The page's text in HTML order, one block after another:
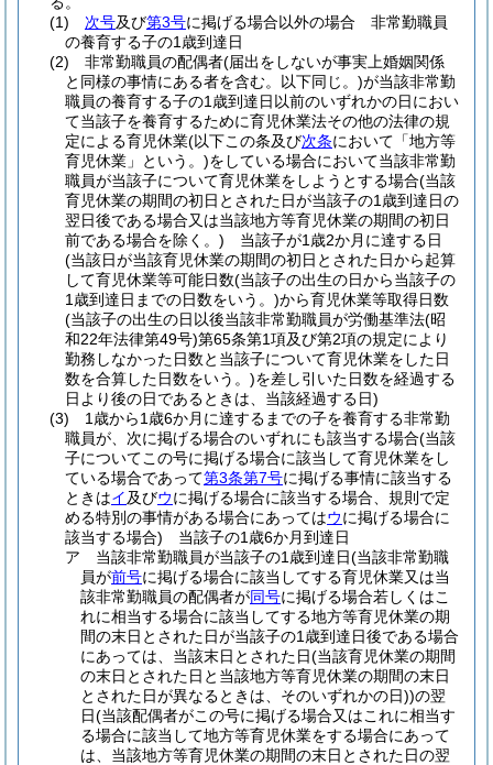
(1)
次号及び第3号に掲げる場合以外の場合 非常勤職員
の養育する子の1歳到達日
(2)
非常勤職員の配偶者(届出をしないが事実上婚姻関係
と同様の事情にある者を含む。以下同じ。)が当該非常勤
職員の養育する子の1歳到達日以前のいずれかの日におい
て当該子を養育するために育児休業法その他の法律の規
定による育児休業(以下この条及び次条において「地方等
育児休業」という。)をしている場合において当該非常勤
職員が当該子について育児休業をしようとする場合(当該
育児休業の期間の初日とされた日が当該子の1歳到達日の
翌日後である場合又は当該地方等育児休業の期間の初日
前である場合を除く。) 当該子が1歳2か月に達する日
(当該日が当該育児休業の期間の初日とされた日から起算
して育児休業等可能日数(当該子の出生の日から当該子の
1歳到達日までの日数をいう。)から育児休業等取得日数
(当該子の出生の日以後当該非常勤職員が労働基準法(昭
和22年法律第49号)第65条第1項及び第2項の規定により
勤務しなかった日数と当該子について育児休業をした日
数を合算した日数をいう。)を差し引いた日数を経過する
日より後の日であるときは、当該経過する日)
(3)
1歳から1歳6か月に達するまでの子を養育する非常勤
職員が、次に掲げる場合のいずれにも該当する場合(当該
子についてこの号に掲げる場合に該当して育児休業をし
ている場合であって第3条第7号に掲げる事情に該当する
ときはイ及びウに掲げる場合に該当する場合、規則で定
める特別の事情がある場合にあってはウに掲げる場合に
該当する場合) 当該子の1歳6か月到達日
ア
当該非常勤職員が当該子の1歳到達日(当該非常勤職
員が前号に掲げる場合に該当してする育児休業又は当
該非常勤職員の配偶者が同号に掲げる場合若しくはこ
れに相当する場合に該当してする地方等育児休業の期
間の末日とされた日が当該子の1歳到達日後である場合
にあっては、当該末日とされた日(当該育児休業の期間
の末日とされた日と当該地方等育児休業の期間の末日
とされた日が異なるときは、そのいずれかの日))の翌
日(当該配偶者がこの号に掲げる場合又はこれに相当す
る場合に該当して地方等育児休業をする場合にあって
は、当該地方等育児休業の期間の末日とされた日の翌